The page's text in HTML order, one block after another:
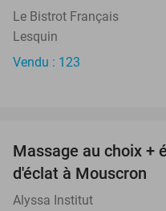
Le Bistrot Français
Lesquin
Vendu : 123
Massage au choix +
d'éclat à Mouscron
Alyssa Institut